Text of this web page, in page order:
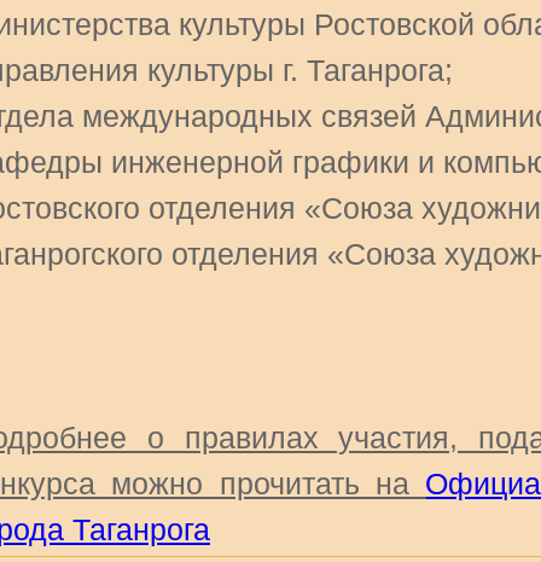
культуры Ростовской
культуры г. Таганрога;
международных связей
инженерной графики и
отделения «Союза
отделения «Союза
о правилах участия,
можно прочитать на
Таганрога